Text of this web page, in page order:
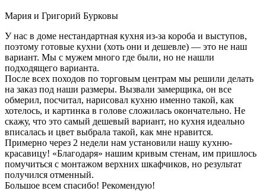
Мария и Григорий Бурковы
У нас в доме нестандартная кухня из-за короба и выступов,
поэтому готовые кухни (хоть они и дешевле) — это не наш
вариант. Мы с мужем много где были, но не нашли
подходящего варианта.
После всех походов по торговым центрам мы решили делать
на заказ под наши размеры. Вызвали замерщика, он все
обмерил, посчитал, нарисовал кухню именно такой, как
хотелось, и картинка в голове сложилась окончательно. Не
скажу, что это самый дешевый вариант, но кухня идеально
вписалась и цвет выбрала такой, как мне нравится.
Примерно через 2 недели нам установили нашу кухню-
красавицу! «Благодаря» нашим кривым стенам, им пришлось
помучиться с монтажом верхних шкафчиков, но результат
получился отменный.
Большое всем спасибо! Рекомендую!